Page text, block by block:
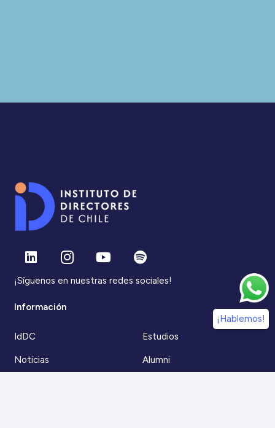
¡Síguenos en nuestras redes sociales!
Información
IdDC
Noticias
Estudios
Alumni
¡Hablemos!